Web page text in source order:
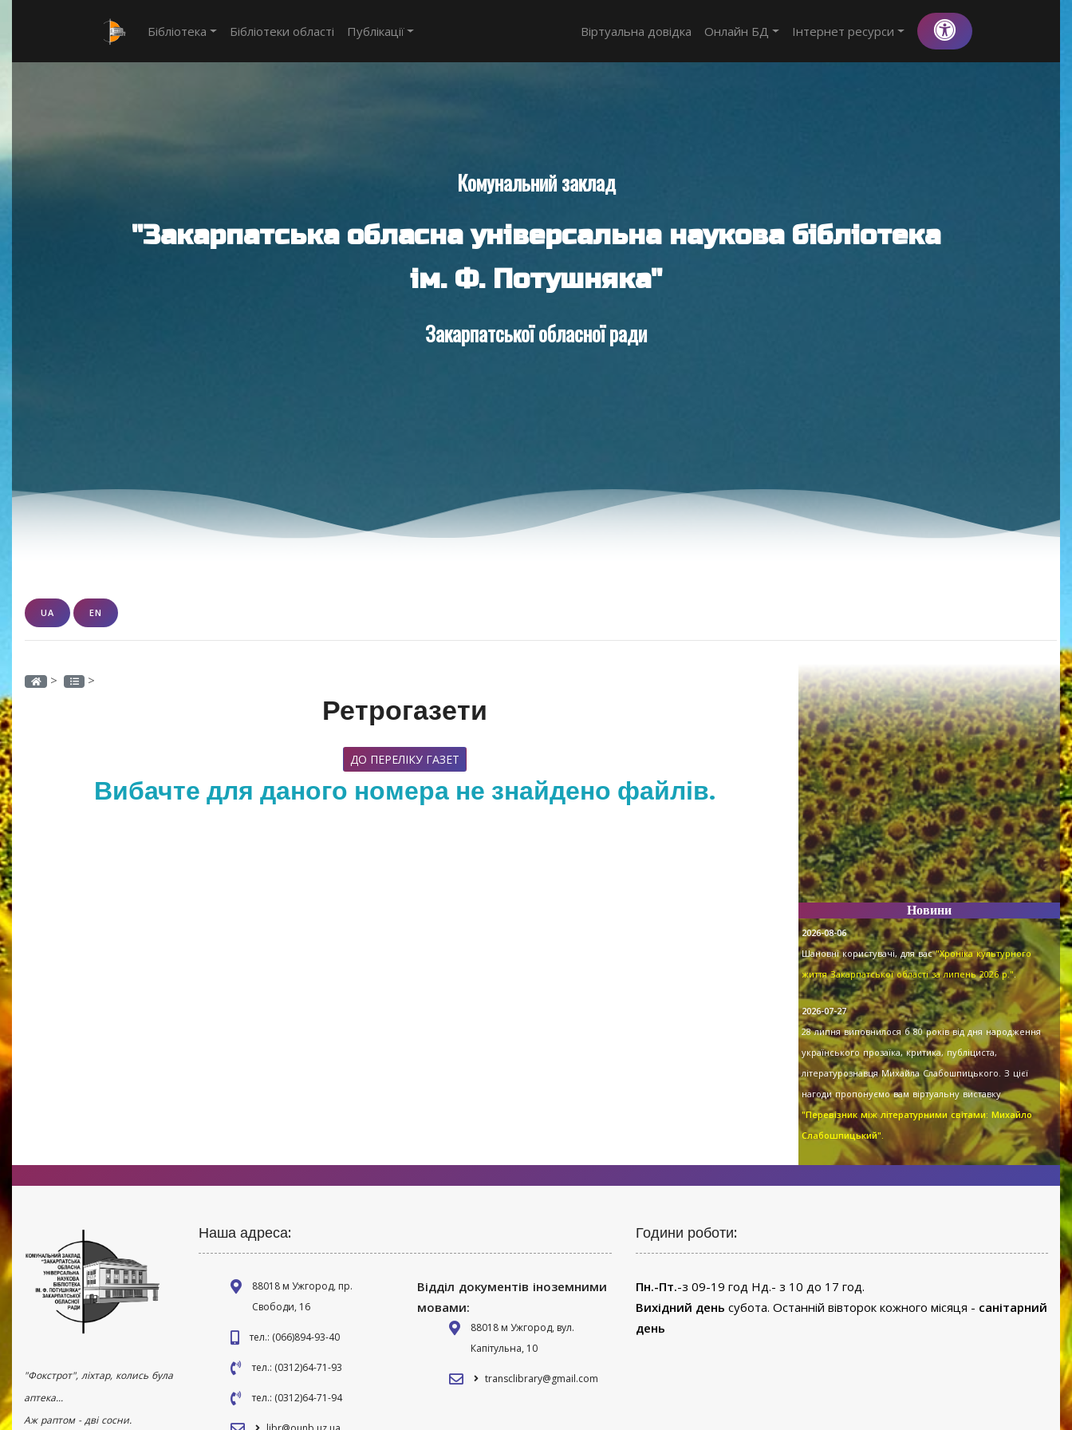
Бібліотека Бібліотеки області Публікації Віртуальна довідка Онлайн БД Інтернет ресурси
Комунальний заклад
"Закарпатська обласна універсальна наукова бібліотека
ім. Ф. Потушняка"
Закарпатської обласної ради
UA EN
> >
Ретрогазети
ДО ПЕРЕЛІКУ ГАЗЕТ
Вибачте для даного номера не знайдено файлів.
Новини
2026-08-06
Шановні користувачі, для вас"Хроніка культурного
життя Закарпатської області за липень 2026 р.".
2026-07-27
28 липня виповнилося б 80 років від дня народження
українського прозаїка, критика, публіциста,
літературознавця Михайла Слабошпицького. З цієї
нагоди пропонуємо вам віртуальну виставку
"Перевізник між літературними світами: Михайло
Слабошпицький".
"Фокстрот", ліхтар, колись була
аптека...
Аж раптом - дві сосни.
Наша адреса:
88018 м Ужгород, пр.
Свободи, 16
тел.: (066)894-93-40
тел.: (0312)64-71-93
тел.: (0312)64-71-94
Відділ документів іноземними
мовами:
88018 м Ужгород, вул.
Капітульна, 10
transclibrary@gmail.com
Години роботи:
Пн.-Пт.-з 09-19 год Нд.- з 10 до 17 год.
Вихідний день субота. Останній вівторок кожного місяця - санітарний
день